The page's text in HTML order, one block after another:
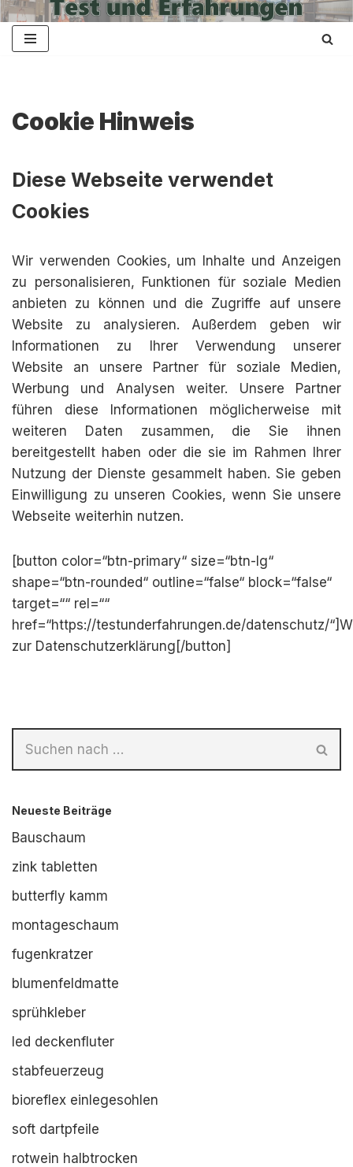
Zum
Cookie Hinweis
Diese Webseite verwendet
Cookies
Wir verwenden Cookies, um Inhalte und Anzeigen
zu personalisieren, Funktionen für soziale Medien
anbieten zu können und die Zugriffe auf unsere
Website zu analysieren. Außerdem geben wir
Informationen zu Ihrer Verwendung unserer
Website an unsere Partner für soziale Medien,
Werbung und Analysen weiter. Unsere Partner
führen diese Informationen möglicherweise mit
weiteren Daten zusammen, die Sie ihnen
bereitgestellt haben oder die sie im Rahmen Ihrer
Nutzung der Dienste gesammelt haben. Sie geben
Einwilligung zu unseren Cookies, wenn Sie unsere
Webseite weiterhin nutzen.
[button color=“btn-primary“ size=“btn-lg“
shape=“btn-rounded“ outline=“false“ block=“false“
target=““ rel=““
href=“https://testunderfahrungen.de/datenschutz/
zur Datenschutzerklärung[/button]
Neueste Beiträge
Bauschaum
zink tabletten
butterfly kamm
montageschaum
fugenkratzer
blumenfeldmatte
sprühkleber
led deckenfluter
stabfeuerzeug
bioreflex einlegesohlen
soft dartpfeile
rotwein halbtrocken